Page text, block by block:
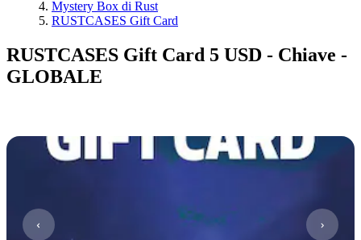
Mystery Box di Rust
RUSTCASES Gift Card
RUSTCASES Gift Card 5 USD - Chiave -
GLOBALE